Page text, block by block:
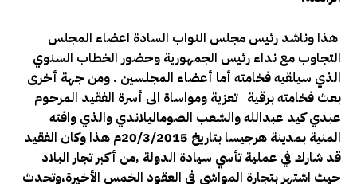
هذا وناشد رئيس مجلس النواب السادة اعضاء المجلس
التجاوب مع نداء رئيس الجمهورية وحضور الخطاب السنوي
الذي سيلقيه فخامته أما أعضاء المجلسين . ومن جهة أخرى
بعث فخامته برقية تعزية ومواساة الى أسرة الفقيد المرحوم
عبدي كيد عبدالله والشعب الصوماليلاندي والذي وافته
المنية بمدينة هرجيسا بتاريخ 20/3/2015م هذا وكان الفقيد
قد شارك في عملية تأسي سيادة الدولة ,من أكبر تجار البلاد
حيث اشتهر بتجارة المواشي في العقود الخمس الأخيرة،وتحدث